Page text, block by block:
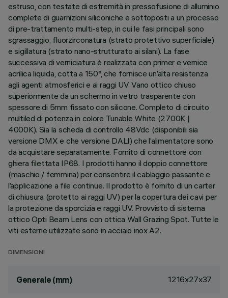
estruso, con testate di estremità in pressofusione di alluminio
complete di guarnizioni siliconiche e sottoposti a un processo
di pre-trattamento multi-step, in cui le fasi principali sono
sgrassaggio, fluorzirconatura (strato protettivo superficiale)
e sigillatura (strato nano-strutturato ai silani). La fase
successiva di verniciatura è realizzata con primer e vernice
acrilica liquida, cotta a 150°, che fornisce un’alta resistenza
agli agenti atmosferici e ai raggi UV. Vano ottico chiuso
superiormente da un schermo in vetro trasparente con
spessore di 5mm fissato con silicone. Completo di circuito
multiled di potenza in colore Tunable White (2700K |
4000K). Sia la scheda di controllo 48Vdc (disponibili sia
versione DMX e che versione DALI) che l’alimentatore sono
da acquistare separatamente. Fornito di connettore con
ghiera filettata IP68. I prodotti hanno il doppio connettore
(maschio / femmina) per consentire il cablaggio passante e
l’applicazione a file continue. Il prodotto è fornito di un carter
di chiusura (protetto ai raggi UV) per la copertura dei cavi per
la protezione da sporcizia e raggi UV. Provvisto di sistema
ottico Opti Beam Lens con ottica Wall Grazing Spot. Tutte le
viti esterne utilizzate sono in acciaio inox A2.
DIMENSIONI
Generale (mm) 1216x27x37